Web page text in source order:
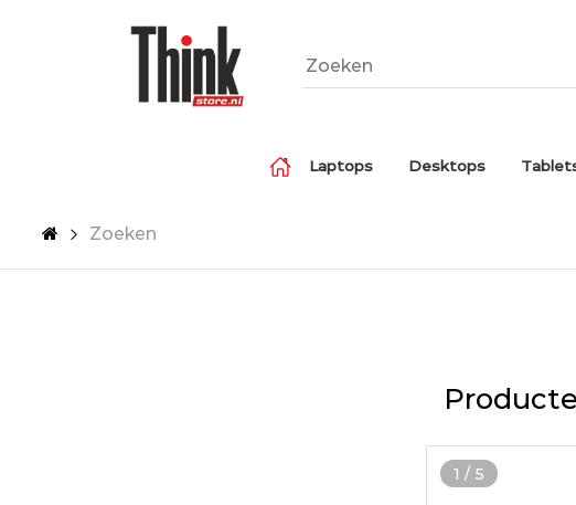
Laptops Desktops
Zoeken
1 / 5